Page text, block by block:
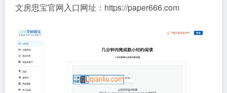
文房思宝官网入口网址：https://paper666.com